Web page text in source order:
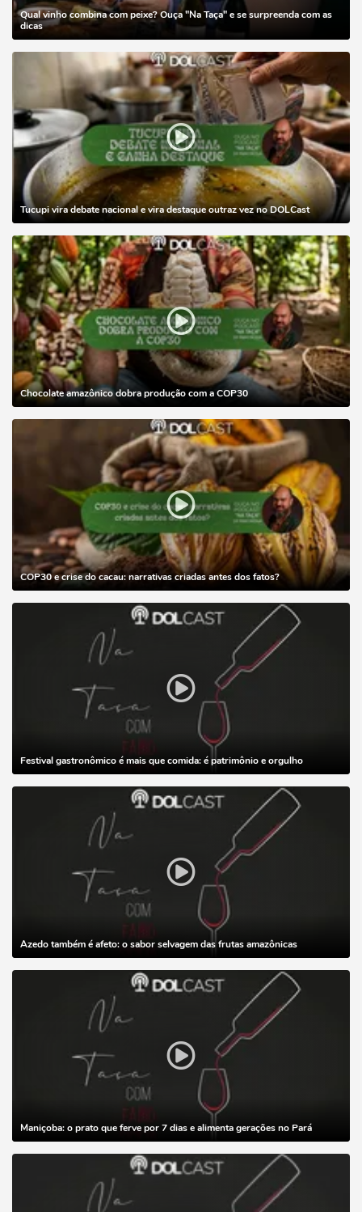
Qual vinho combina com peixe? Ouça "Na Taça" e se surpreenda com as
dicas
Tucupi vira debate nacional e vira destaque outraz vez no DOLCast
Chocolate amazônico dobra produção com a COP30
COP30 e crise do cacau: narrativas criadas antes dos fatos?
Festival gastronômico é mais que comida: é patrimônio e orgulho
Azedo também é afeto: o sabor selvagem das frutas amazônicas
Maniçoba: o prato que ferve por 7 dias e alimenta gerações no Pará